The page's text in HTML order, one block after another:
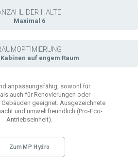
DER HALTE
Maximal 6
auf engem Raum
anpassungsfähig, sowohl für
auch für Renovierungen oder
Gebäuden geeignet. Ausgezeichnete
und umweltfreundlich (Pro-Eco-
Antriebseinheit).
Zum MP Hydro